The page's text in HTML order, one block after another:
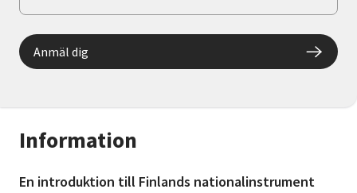
Information
En introduktion till Finlands nationalinstrument
Anmäl dig